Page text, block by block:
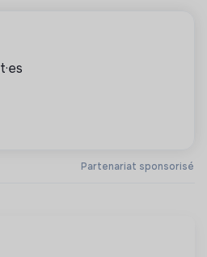
Partenariat sponsorisé